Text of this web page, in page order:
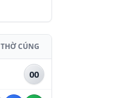
THỜ CÚNG
00